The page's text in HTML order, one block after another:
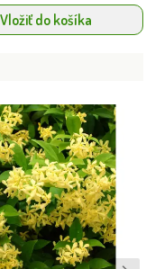
Vložiť do košíka